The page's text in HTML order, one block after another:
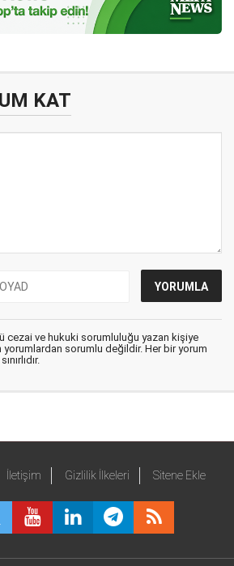
KAT
cezai ve hukuki sorumluluğu yazan kişiye
yorumlardan sorumlu değildir. Her bir yorum
İletişim Gizlilik İlkeleri Sitene Ekle